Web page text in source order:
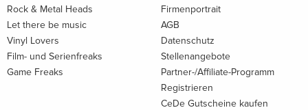
Rock & Metal Heads
Let there be music
Vinyl Lovers
Film- und Serienfreaks
Game Freaks
Firmenportrait
AGB
Datenschutz
Stellenangebote
Partner-/Affiliate-Programm
Registrieren
CeDe Gutscheine kaufen